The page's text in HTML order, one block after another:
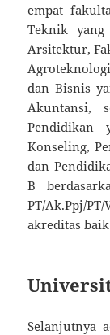
empat
Teknik
Arsitektur,
dan Bisnis
Akuntansi,
Pendidikan
Konseling,
dan
B
PT/Ak.Ppj/
akreditas
Selanjutnya